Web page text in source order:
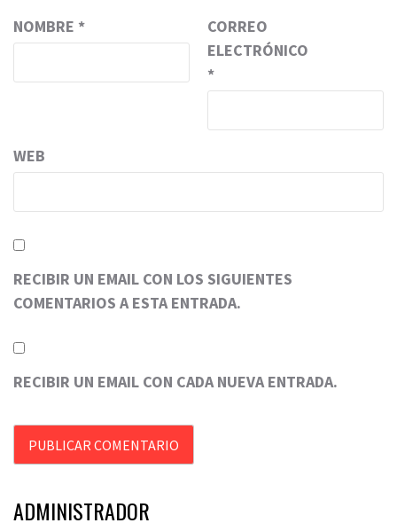
NOMBRE *
CORREO
ELECTRÓNICO
*
WEB
RECIBIR UN EMAIL CON LOS SIGUIENTES
COMENTARIOS A ESTA ENTRADA.
RECIBIR UN EMAIL CON CADA NUEVA ENTRADA.
ADMINISTRADOR